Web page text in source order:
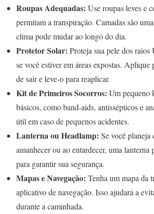
Roupas Adequadas: Use roupas leves e
permitam a transpiração. Camadas são
clima pode mudar ao longo do dia.
Protetor Solar: Proteja sua pele dos
se você estiver em áreas expostas. Aplique
de sair e leve-o para reaplicar.
Kit de Primeiros Socorros: Um pequeno
básicos, como band-aids, antissépticos e
útil em caso de pequenos acidentes.
Lanterna ou Headlamp: Se você planeja
amanhecer ou ao entardecer, uma lanterna
para garantir sua segurança.
Mapas e Navegação: Tenha um mapa da
aplicativo de navegação. Isso ajudará a
durante a caminhada.